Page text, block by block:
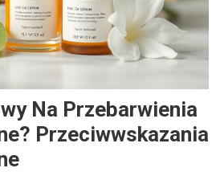
Na Przebarwienia
Przeciwwskazania